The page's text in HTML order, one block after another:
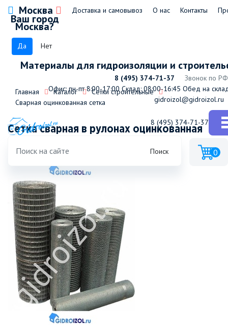
Москва
Ваш город
Москва?
Да Нет
Доставка и самовывоз О нас Контакты
Материалы для гидроизоляции и
8 (495) 374-71-37
Звонок по
Офис: пн-пт 8:00-17:00 Склад: 08:00-16:45 Обед на
gidroizol@gidroizol.ru
8 (495) 374-71-37
Поиск 0
Главная Каталог
Сетки строительные
Сварная оцинкованная сетка
Сетка сварная в рулонах оцинкованная